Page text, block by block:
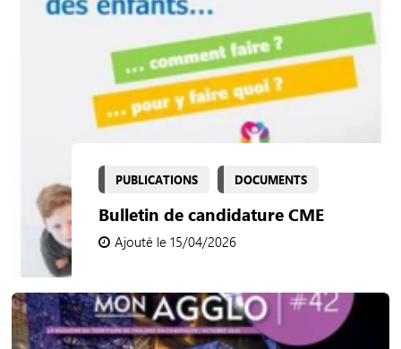
PUBLICATIONS DOCUMENTS
Bulletin de candidature CME
Ajouté le 15/04/2026